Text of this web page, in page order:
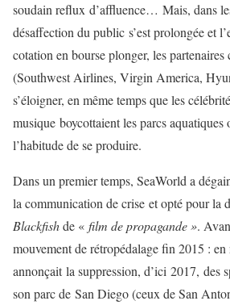
soudain reflux d’affluence… Mais, dans
désaffection du public s’est prolongée et
cotation en bourse plonger, les partenaires
(Southwest Airlines, Virgin America,
s’éloigner, en même temps que les
musique boycottaient les parcs aquatiques
l’habitude de se produire.
Dans un premier temps, SeaWorld a
la communication de crise et opté pour la
Blackfishde « film de propagande ».
mouvement de rétropédalage fin 2015 :
annonçait la suppression, d’ici 2017, des
son parc de San Diego (ceux de San